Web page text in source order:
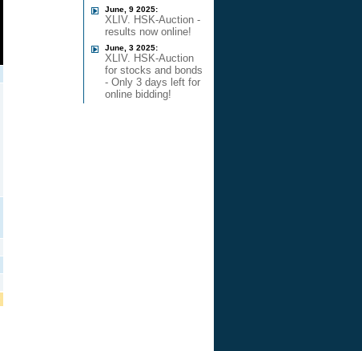
June, 9 2025:
XLIV. HSK-Auction -
results now online!
June, 3 2025:
XLIV. HSK-Auction
for stocks and bonds
- Only 3 days left for
online bidding!